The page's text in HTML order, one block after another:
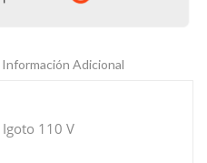
Información Adicional
110 V